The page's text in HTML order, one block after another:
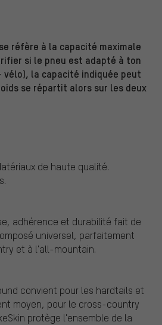
réfère à la capacité maximale
si le pneu est adapté à ton
la capacité indiquée peut
se répartit alors sur les deux
de haute qualité.
adhérence et durabilité fait de
universel, parfaitement
et à l'all-mountain.
convient pour les hardtails et
moyen, pour le cross-country
protège l'ensemble de la